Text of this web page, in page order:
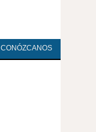
CONÓZCANOS